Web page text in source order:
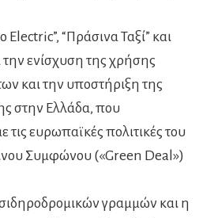
“Πράσινα Ταξί” και
την ενίσχυση της χρήσης
και την υποστήριξη της
στην Ελλάδα, που
τις ευρωπαϊκές πολιτικές του
Συμφώνου («Green Deal»)
γραμμών και η